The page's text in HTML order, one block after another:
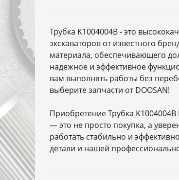
Трубка K1004004B - это
экскаваторов от известного
материала, обеспечивающего
надежное и эффективное
вам выполнять работы без
выберите запчасти от DOOSAN!
Приобретение Трубка K1004004B
— это не просто покупка, а
работать стабильно и
детали и нашей